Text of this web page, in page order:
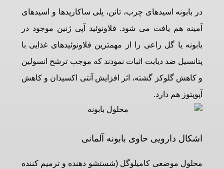
در بابونه اسیدهای چرب، تانن، پلی ساکاریدها و اسیدهای
آمینه هم یافت می شود. فلاونوئید آپی ژنین موجود در
بابونه یا گل راعی را از مهمترین فلاونوئیدهای غذایی با
پتانسیل ضد دیابت اثبات نمودند که موجب ترشح انسولین
و کاهش گلوکز گشته، اثر افزایش آنتی اکسیدان و کاهش
آپوپتوز هم دارد.
اشکال دارویی حاوی بابونه آلمانی
محلول موضعی کامیلوگل (شستشو دهنده و ترمیم کننده